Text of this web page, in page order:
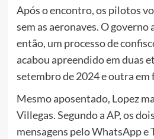
Após o encontro, os pilotos
sem as aeronaves. O
então, um processo de
acabou apreendido em duas
setembro de 2024 e outra em
Mesmo aposentado, Lopez
Villegas. Segundo a AP, os
mensagens pelo WhatsApp e